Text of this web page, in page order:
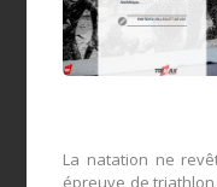
La natation ne
épreuve de